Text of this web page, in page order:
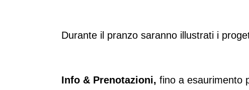
Durante il pranzo saranno illustrati i
Info & Prenotazioni, fino a esaurimento